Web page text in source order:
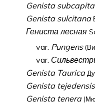
Genista
Genista sulcitana
Гениста лесная
var. Pungens
var.
Genista Taurica
Genista tejedensis
Genista tenera